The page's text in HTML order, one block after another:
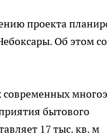
проекта
Об этом
современных
бытового
17 тыс. кв. м